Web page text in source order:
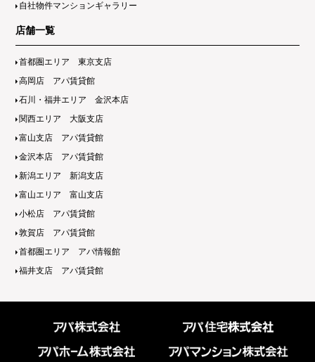
自社物件マンションギャラリー
店舗一覧
首都圏エリア 東京支店
高岡店 アパ賃貸館
石川・福井エリア 金沢本店
関西エリア 大阪支店
富山支店 アパ賃貸館
金沢本店 アパ賃貸館
新潟エリア 新潟支店
富山エリア 富山支店
小松店 アパ賃貸館
敦賀店 アパ賃貸館
首都圏エリア アパ情報館
福井支店 アパ賃貸館